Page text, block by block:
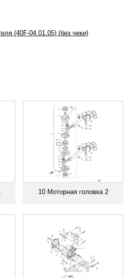
(40F-04.01.05) (без чеки)
10 Моторная головка 2